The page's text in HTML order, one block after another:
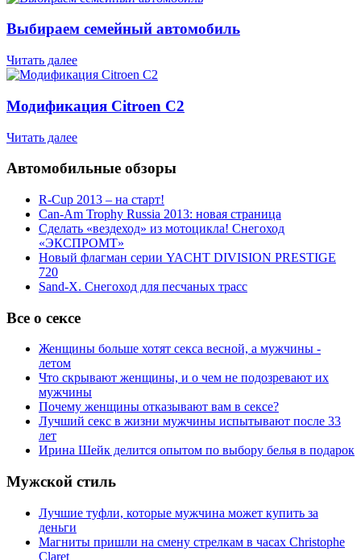
Выбираем семейный автомобиль
Читать далее
Модификация Citroen С2
Читать далее
Автомобильные обзоры
R-Cup 2013 – на старт!
Can-Am Trophy Russia 2013: новая страница
Сделать «вездеход» из мотоцикла! Снегоход
«ЭКСПРОМТ»
Новый флагман серии YACHT DIVISION PRESTIGE
720
Sand-X. Снегоход для песчаных трасс
Все о сексе
Женщины больше хотят секса весной, а мужчины -
летом
Что скрывают женщины, и о чем не подозревают их
мужчины
Почему женщины отказывают вам в сексе?
Лучший секс в жизни мужчины испытывают после 33
лет
Ирина Шейк делится опытом по выбору белья в подарок
Мужской стиль
Лучшие туфли, которые мужчина может купить за
деньги
Магниты пришли на смену стрелкам в часах Christophe
Claret